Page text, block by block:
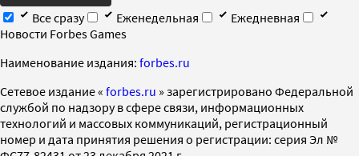
Все сразу
Еженедельная
Ежедневная
Новости Forbes Games
Наименование издания: forbes.ru
Cетевое издание « forbes.ru » зарегистрировано Федеральной
службой по надзору в сфере связи, информационных
технологий и массовых коммуникаций, регистрационный
номер и дата принятия решения о регистрации: серия Эл №